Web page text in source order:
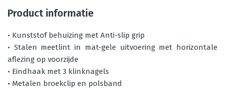
Product informatie
• Kunststof behuizing met Anti-slip grip
• Stalen meetlint in mat-gele uitvoering met horizontale
aflezing op voorzijde
• Eindhaak met 3 klinknagels
• Metalen broekclip en polsband